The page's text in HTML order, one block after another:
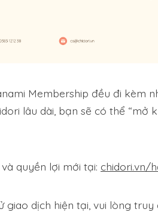
Membership đều đi kèm
lâu dài, bạn sẽ có thể “mở
quyền lợi mới tại: chidori.vn/
giao dịch hiện tại, vui lòng